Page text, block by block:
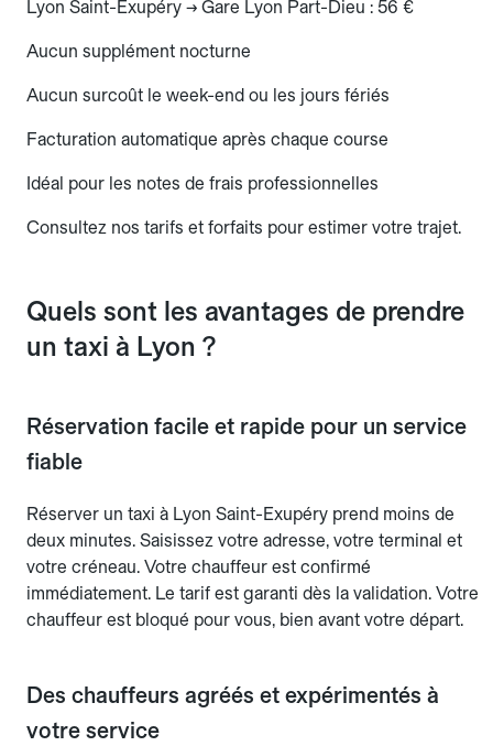
Lyon Saint-Exupéry → Gare Lyon Part-Dieu : 56 €
Aucun supplément nocturne
Aucun surcoût le week-end ou les jours fériés
Facturation automatique après chaque course
Idéal pour les notes de frais professionnelles
Consultez nos tarifs et forfaits pour estimer votre trajet.
Quels sont les avantages de prendre
un taxi à Lyon ?
Réservation facile et rapide pour un service
fiable
Réserver un taxi à Lyon Saint-Exupéry prend moins de
deux minutes. Saisissez votre adresse, votre terminal et
votre créneau. Votre chauffeur est confirmé
immédiatement. Le tarif est garanti dès la validation. Votre
chauffeur est bloqué pour vous, bien avant votre départ.
Des chauffeurs agréés et expérimentés à
votre service